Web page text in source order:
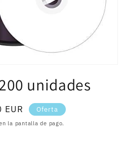
unidades
Oferta
la pantalla de pago.